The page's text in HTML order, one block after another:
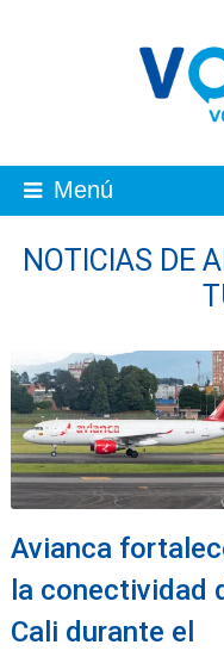
Menú
NOTICIAS DE
Avianca
la conectividad
Cali durante el